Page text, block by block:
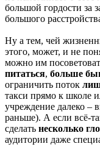
большой гордости за
большого
Ну а тем, чей
этого, может, и не
можно им
питаться, больше
ограничить поток
такси прямо к школе
учреждение далеко –
раньше). А если всё-
сделать несколько
аудитории даже